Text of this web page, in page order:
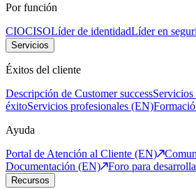
Por función
CIOCISOLíder de identidadLíder en
Servicios
Éxitos del cliente
Descripción de Customer successServicios
éxitoServicios profesionales (EN)
Ayuda
Portal de Atención al Cliente (EN)
Documentación (EN)
Foro para
Recursos